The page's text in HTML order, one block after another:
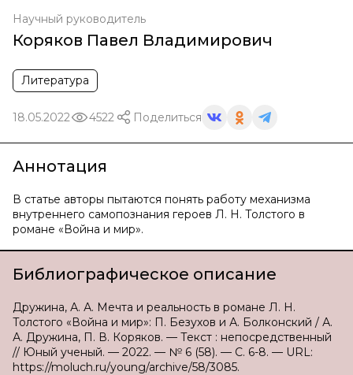
Научный руководитель
Коряков Павел Владимирович
Литература
18.05.2022 4522 Поделиться
Аннотация
В статье авторы пытаются понять работу механизма
внутреннего самопознания героев Л. Н. Толстого в
романе «Война и мир».
Библиографическое описание
Дружина, А. А. Мечта и реальность в романе Л. Н.
Толстого «Война и мир»: П. Безухов и А. Болконский / А.
А. Дружина, П. В. Коряков. — Текст : непосредственный
// Юный ученый. — 2022. — № 6 (58). — С. 6-8. — URL:
https://moluch.ru/young/archive/58/3085.